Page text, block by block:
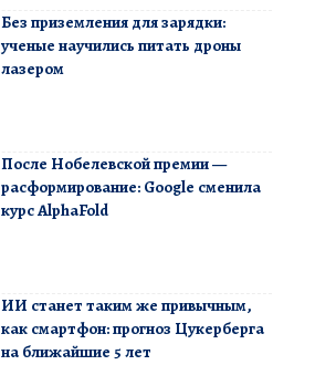
Без приземления для зарядки:
ученые научились питать дроны
лазером
После Нобелевской премии —
расформирование: Google сменила
курс AlphaFold
ИИ станет таким же привычным,
как смартфон: прогноз Цукерберга
на ближайшие 5 лет